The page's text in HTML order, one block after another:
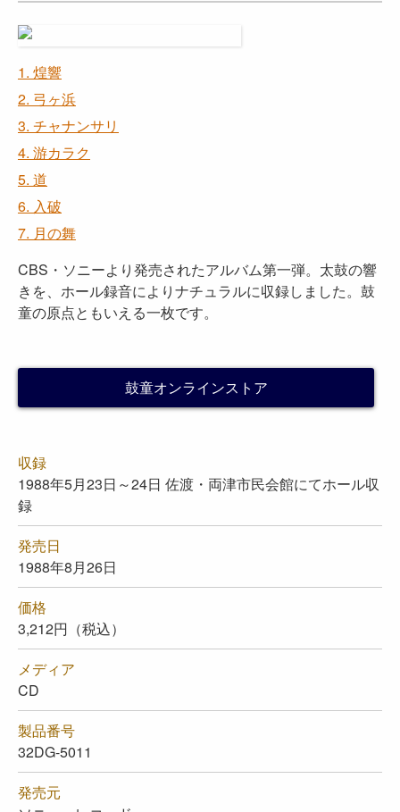
1. 煌響
2. 弓ヶ浜
3. チャナンサリ
4. 游カラク
5. 道
6. 入破
7. 月の舞
CBS・ソニーより発売されたアルバム第一弾。太鼓の響
きを、ホール録音によりナチュラルに収録しました。鼓
童の原点ともいえる一枚です。
鼓童オンラインストア
収録
1988年5月23日～24日 佐渡・両津市民会館にてホール収
録
発売日
1988年8月26日
価格
3,212円（税込）
メディア
CD
製品番号
32DG-5011
発売元